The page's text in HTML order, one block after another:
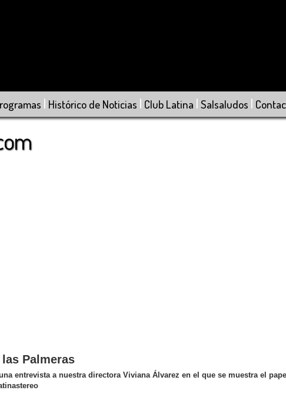
| Histórico de Noticias | Club Latina | Salsaludos |
Palmeras
entrevista a nuestra directora Viviana Álvarez en el que se muestra el